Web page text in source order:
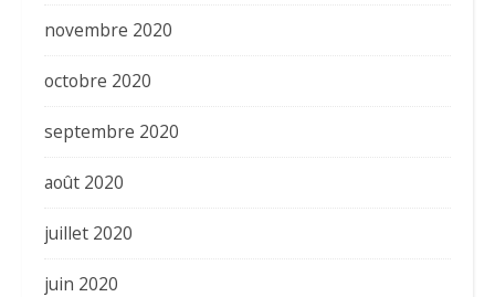
novembre 2020
octobre 2020
septembre 2020
août 2020
juillet 2020
juin 2020